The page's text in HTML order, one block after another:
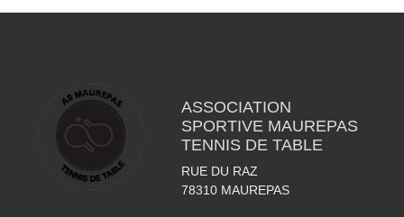
ASSOCIATION
SPORTIVE MAUREPAS
TENNIS DE TABLE
RUE DU RAZ
78310 MAUREPAS